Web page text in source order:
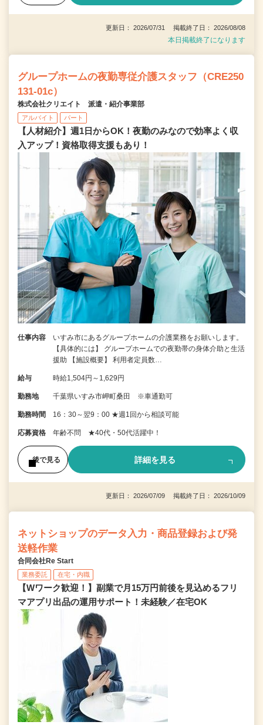
更新日： 2026/07/31 掲載終了日： 2026/08/08
本日掲載終了になります
グループホームの夜勤専従介護スタッフ（CRE250
131-01c）
株式会社クリエイト 派遣・紹介事業部
アルバイト パート
【人材紹介】週1日からOK！夜勤のみなので効率よく収
入アップ！資格取得支援もあり！
仕事内容
いすみ市にあるグループホームの介護業務をお願いします。
【具体的には】 グループホームでの夜勤帯の身体介助と生活
援助 【施設概要】 利用者定員数…
給与 時給1,504円～1,629円
勤務地 千葉県いすみ市岬町桑田 ※車通勤可
勤務時間 16：30～翌9：00 ★週1回から相談可能
応募資格 年齢不問 ★40代・50代活躍中！
後で見る 詳細を見る
更新日： 2026/07/09 掲載終了日： 2026/10/09
ネットショップのデータ入力・商品登録および発
送軽作業
合同会社Re Start
業務委託 在宅・内職
【Wワーク歓迎！】副業で月15万円前後を見込めるフリ
マアプリ出品の運用サポート！未経験／在宅OK